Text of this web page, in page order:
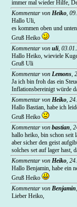
immer mal wieder Hilfe,
Kommentar von Heiko,
Hallo Uli,
es kommen oben und
Gruß Heiko
Kommentar von uli,
Hallo Heiko, wieviele
Gruß Uli
Kommentar von Lemons,
Ja ich bin froh das ein
Inflationsbereinigt würde
Kommentar von Heiko,
Hallo Bastian, habe ich
Gruß Heiko
Kommentar von bastian,
hallo heiko, bin schon seit
aber sicher den geist
solches set auf lager hast,
Kommentar von Heiko,
Hallo Benjamin, habe ein
Gruß Heiko
Kommentar von Benjamin,
Lieber Heiko,